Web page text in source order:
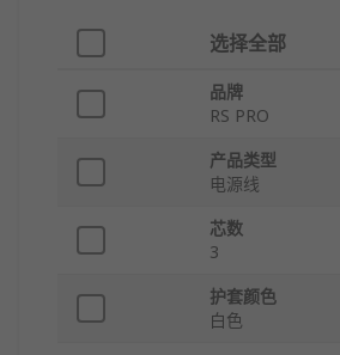
选择全部
品牌
RS PRO
产品类型
电源线
芯数
3
护套颜色
白色